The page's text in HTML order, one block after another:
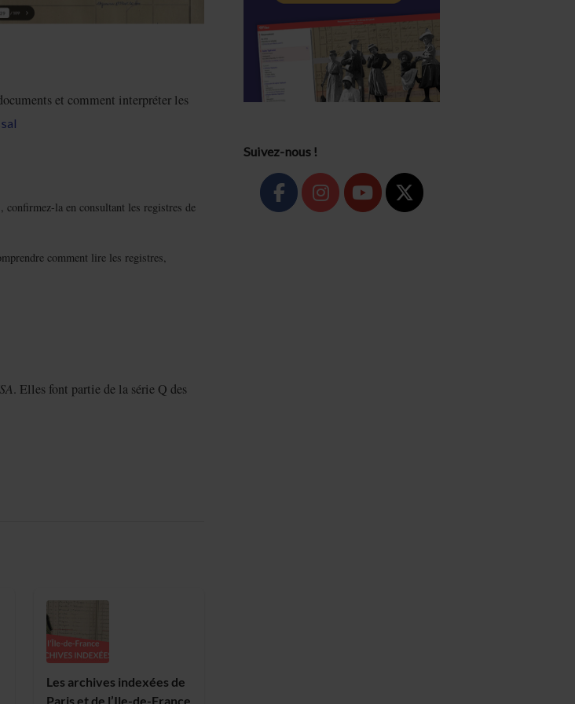
et comment interpréter les
confirmez-la en consultant les registres de
comment lire les registres,
. Elles font partie de la série Q des
Les archives indexées de
Paris et de l’Ile-de-France
Suivez-nous !